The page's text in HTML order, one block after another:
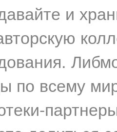
и
по всему